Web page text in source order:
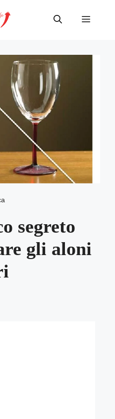
Menu
segreto
gli aloni